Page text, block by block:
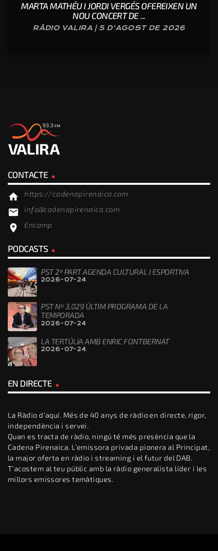
MARTA MATHÉU I JORDI VERGÉS OFEREIXEN UN
NOU CONCERT DE ...
RÀDIO VALIRA | 5 D'AGOST DE 2026
CONTACTE
home https://cadenapirenaica.com
email info@cadenapirenaica.com
location_on Encamp
PODCASTS
PST 2ª PART AGENDA CULTURAL I ESPORTIVA
2026-07-24
PST Nº 3.029 ÚLTIM PROGRAMA DE LA
TEMPORADA
2026-07-24
LA TERTÚLIA AMB ENRIC FONTBERNAT
2026-07-24
EN DIRECTE
La Ràdio d’aquí. Més de 40 anys de ràdio en directe, rigor,
independència i servei.
Quan es tracta de ràdio, ningú té més presència que la
Cadena Pirenaica. L’emissora privada pionera al Principat,
la major oferta en ràdio i streaming i el futur del DAB.
T’acostem al teu públic amb la ràdio generalista líder i les
millors emissores temàtiques.